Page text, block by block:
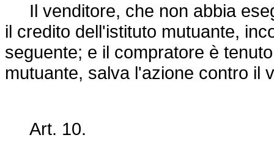
Il venditore, che non abbia
il credito dell'istituto mutuante,
seguente; e il compratore è
mutuante, salva l'azione contro il
Art. 10.